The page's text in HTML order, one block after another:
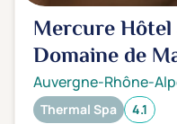
Ville
Montagne
Campagne
Mercure Hôtel
Domaine de
Auvergne-Rhône-
Thermal Spa 4.1